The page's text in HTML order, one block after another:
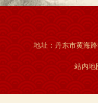
地址：丹东市黄海
站内地